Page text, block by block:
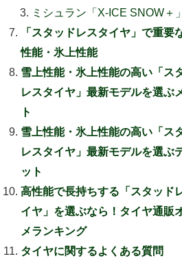
ミシュラン「X-ICE SNOW＋」
「スタッドレスタイヤ」で重要
性能・氷上性能
雪上性能・氷上性能の高い「ス
レスタイヤ」最新モデルを選ぶ
ト
雪上性能・氷上性能の高い「ス
レスタイヤ」最新モデルを選ぶ
ット
高性能で長持ちする「スタッド
イヤ」を選ぶなら！タイヤ通販
メランキング
タイヤに関するよくある質問